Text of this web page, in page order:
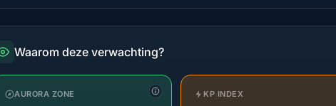
Waarom deze verwachting?
AURORA ZONE KP INDEX